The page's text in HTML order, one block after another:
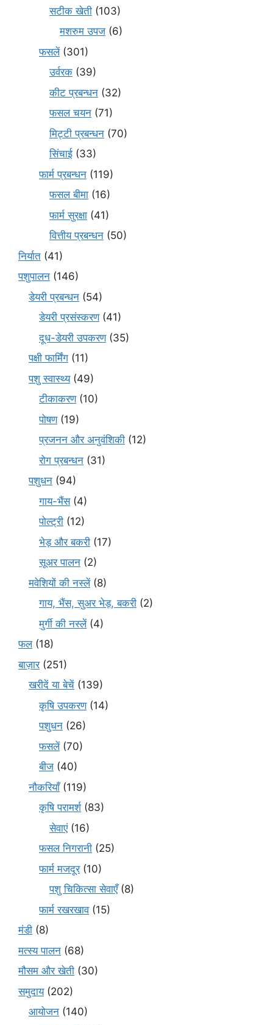
सटीक खेती (103)
मशरुम उपज (6)
फसलें(301)
उर्वरक (39)
कीट प्रबन्धन (32)
फसल चयन (71)
मि‌ट्टी प्रबन्धन (70)
सिंचाई (33)
फार्म प्रबन्धन (119)
फसल बीमा (16)
फार्म सुरक्षा (41)
वित्तीय प्रबन्धन (50)
निर्यात (41)
पशुपालन (146)
डेयरी प्रबन्धन (54)
डेयरी प्रसंस्करण(41)
दूध-डेयरी उपकरण(35)
पक्षी फार्मिंग (11)
पशु स्वास्थ्य(49)
टीकाकरण(10)
पोषण(19)
प्रजनन और अनुवंशिकी (12)
रोग प्रबन्धन (31)
पशुधन (94)
गाय-भैंस(4)
पोल्ट्री (12)
भेड़ और बकरी (17)
सूअर पालन (2)
मवेशियों की नस्लें(8)
गाय, भैंस, सुअर भेड़, बकरी (2)
मुर्गी की नस्लें(4)
फल(18)
बाज़ार(251)
खरीदें या बेचें (139)
कृषि उपकरण(14)
पशुधन (26)
फसलें(70)
बीज (40)
नौकरियाँ(119)
कृषि परामर्श(83)
सेवाएं(16)
फसल निगरानी (25)
फार्म मजदूर(10)
पशु चिकित्सा सेवाएँ(8)
फार्म रखरखाव(15)
मंडी (8)
मत्स्य पालन (68)
मौसम और खेती (30)
समुदाय(202)
आयोजन (140)